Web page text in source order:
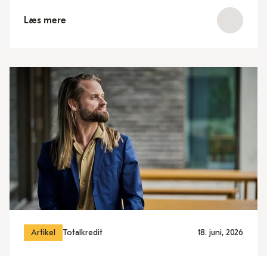
Læs mere
Artikel Totalkredit 18. juni, 2026